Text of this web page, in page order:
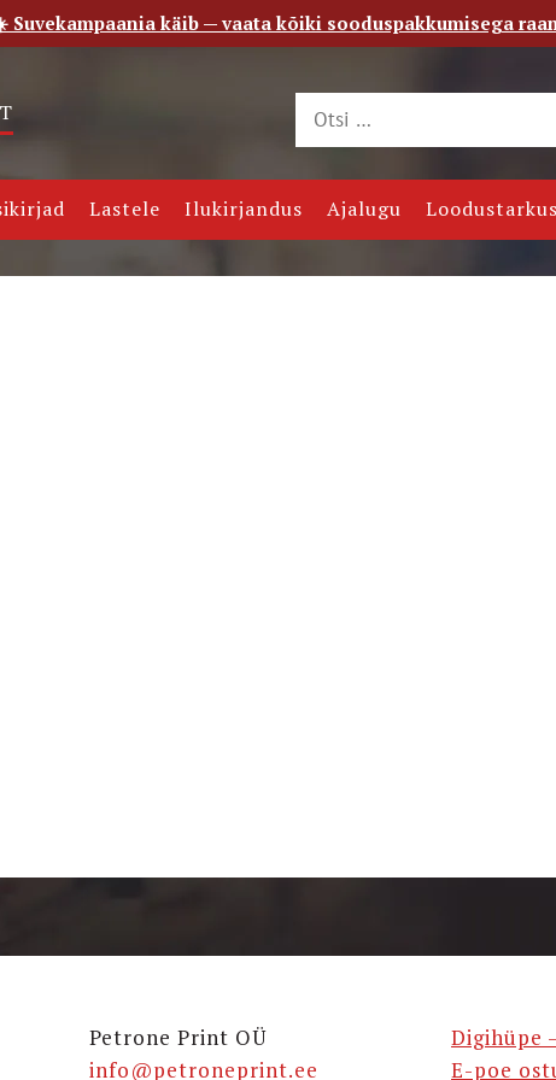
Meie saade Kontakt
Lastele Ilukirjandus Ajalugu Loodustarkus
Petrone Print OÜ
info@petroneprint.ee
Digihüpe
E-poe
Suvekampaania käib — vaata kõiki sooduspakkumisega